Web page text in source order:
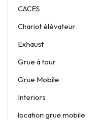
CACES
Chariot élévateur
Exhaust
Grue à tour
Grue Mobile
Interiors
location grue mobile